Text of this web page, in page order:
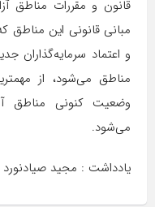
قانون و مقررات مناطق
مبانی قانونی این مناطق
و اعتماد سرمایه‌گذاران
مناطق می‌شود، از
وضعیت کنونی مناطق
می‌شود.
یادداشت : مجید